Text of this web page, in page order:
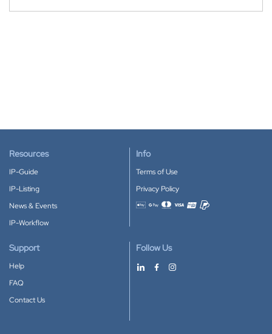
Resources
IP-Guide
IP-Listing
News & Events
IP-Workflow
Info
Terms of Use
Privacy Policy
Accepted payment methods
Support
Help
FAQ
Contact Us
Follow Us